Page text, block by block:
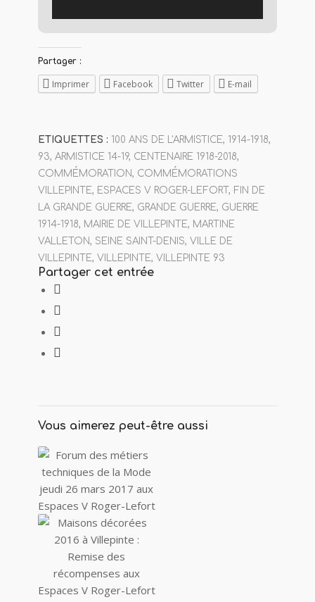
Partager :
Imprimer Facebook Twitter E-mail
ETIQUETTES : 100 ANS DE L'ARMISTICE, 1914-1918,
93, ARMISTICE 14-19, CENTENAIRE 1918-2018,
COMMÉMORATION, COMMÉMORATIONS
VILLEPINTE, ESPACES V ROGER-LEFORT, FIN DE
LA GRANDE GUERRE, GRANDE GUERRE, GUERRE
1914-1918, MAIRIE DE VILLEPINTE, MARTINE
VALLETON, SEINE SAINT-DENIS, VILLE DE
VILLEPINTE, VILLEPINTE, VILLEPINTE 93
Partager cet entrée
Vous aimerez peut-être aussi